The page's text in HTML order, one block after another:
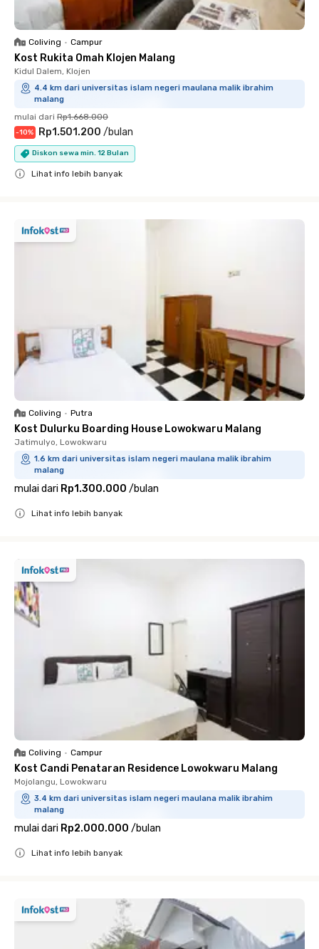
Coliving • Campur
Kost Rukita Omah Klojen Malang
Kidul Dalem, Klojen
4.4 km dari universitas islam negeri maulana malik ibrahim
malang
mulai dari Rp1.668.000
-10% Rp1.501.200 /bulan
Diskon sewa min. 12 Bulan
Lihat info lebih banyak
Coliving • Putra
Kost Dulurku Boarding House Lowokwaru Malang
Jatimulyo, Lowokwaru
1.6 km dari universitas islam negeri maulana malik ibrahim
malang
mulai dari Rp1.300.000 /bulan
Lihat info lebih banyak
Coliving • Campur
Kost Candi Penataran Residence Lowokwaru Malang
Mojolangu, Lowokwaru
3.4 km dari universitas islam negeri maulana malik ibrahim
malang
mulai dari Rp2.000.000 /bulan
Lihat info lebih banyak